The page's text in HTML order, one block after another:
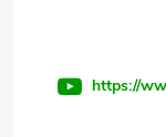
https://